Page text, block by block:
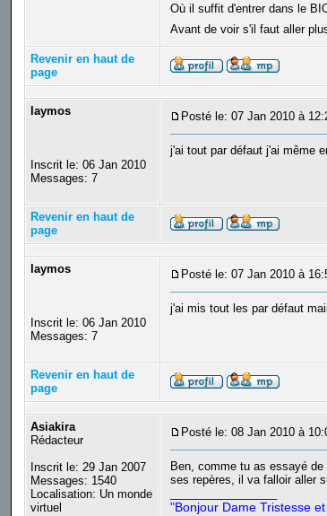
Où il suffit d'entrer dans le
Avant de voir s'il faut aller
Revenir en haut de
page
laymos
Inscrit le: 06 Jan 2010
Messages: 7
Posté le: 07 Jan 2010 à
j'ai tout par défaut j'ai même
Revenir en haut de
page
laymos
Inscrit le: 06 Jan 2010
Messages: 7
Posté le: 07 Jan 2010 à
j'ai mis tout les par défaut
Revenir en haut de
page
Asiakira
Rédacteur
Inscrit le: 29 Jan 2007
Messages: 1540
Localisation: Un monde
virtuel
Posté le: 08 Jan 2010 à
Ben, comme tu as essayé
ses repères, il va falloir aller
"Bonjour Dame Tristesse